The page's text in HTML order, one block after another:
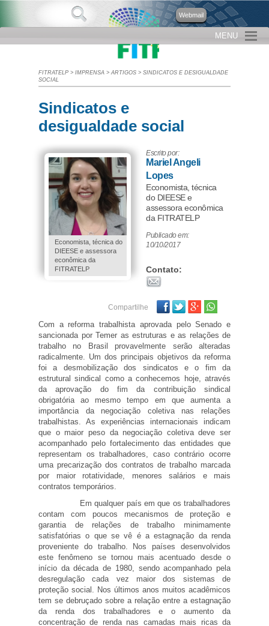
Webmail
MENU
FITRATELP > IMPRENSA >ARTIGOS > SINDICATOS E DESIGUALDADE
SOCIAL
Sindicatos e
desigualdade social
Economista, técnica do
DIEESE e assessora
econômica da
FITRATELP
Escrito por:
Mariel Angeli
Lopes
Economista, técnica
do DIEESE e
assessora econômica
da FITRATELP
Publicado em:
10/10/2017
Contato:
Compartilhe Facebook
TwitterGoogle Plus
Com a reforma trabalhista aprovada pelo Senado e
sancionada por Temer as estruturas e as relações de
trabalho no Brasil provavelmente serão alteradas
radicalmente. Um dos principais objetivos da reforma
foi a desmobilização dos sindicatos e o fim da
estrutural sindical como a conhecemos hoje, através
da aprovação do fim da contribuição sindical
obrigatória ao mesmo tempo em que aumenta a
importância da negociação coletiva nas relações
trabalhistas. As experiências internacionais indicam
que o maior peso da negociação coletiva deve ser
acompanhado pelo fortalecimento das entidades que
representam os trabalhadores, caso contrário ocorre
uma precarização dos contratos de trabalho marcada
por maior rotatividade, menores salários e mais
contratos temporários.
Em qualquer país em que os trabalhadores
contam com poucos mecanismos de proteção e
garantia de relações de trabalho minimamente
satisfatórias o que se vê é a estagnação da renda
proveniente do trabalho. Nos países desenvolvidos
este fenômeno se tornou mais acentuado desde o
início da década de 1980, sendo acompanhado pela
desregulação cada vez maior dos sistemas de
proteção social. Nos últimos anos muitos acadêmicos
tem se debruçado sobre a relação entre a estagnação
da renda dos trabalhadores e o aumento da
concentração de renda nas camadas mais ricas da